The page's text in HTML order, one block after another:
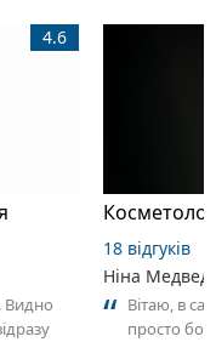
4.6
Видно
18 відгуків
Ніна
Вітаю, в
просто